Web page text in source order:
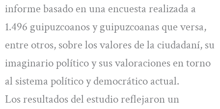
informe basado en una encuesta realizada a
1.496 guipuzcoanos y guipuzcoanas que versa,
entre otros, sobre los valores de la ciudadaní, su
imaginario político y sus valoraciones en torno
al sistema político y democrático actual.
Los resultados del estudio reflejaron un